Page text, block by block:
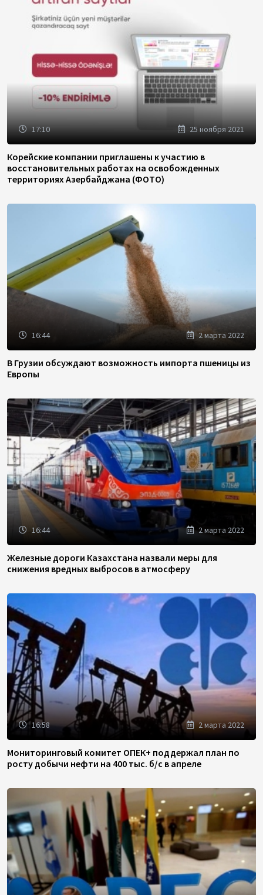
17:10 25 ноября 2021
Корейские компании приглашены к участию в
восстановительных работах на освобожденных
территориях Азербайджана (ФОТО)
16:44 2 марта 2022
В Грузии обсуждают возможность импорта пшеницы из
Европы
16:44 2 марта 2022
Железные дороги Казахстана назвали меры для
снижения вредных выбросов в атмосферу
16:58 2 марта 2022
Мониторинговый комитет ОПЕК+ поддержал план по
росту добычи нефти на 400 тыс. б/с в апреле